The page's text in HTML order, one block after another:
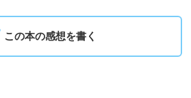
この本の感想を書く